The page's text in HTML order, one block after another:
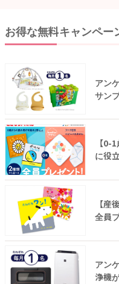
お得な無料キャンペー
アン
サン
【0-
に役
【産
全員
アン
浄機